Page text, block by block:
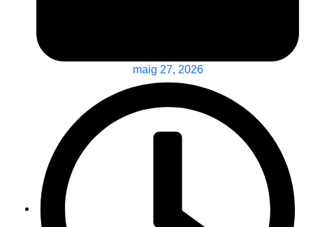
maig 27, 2026